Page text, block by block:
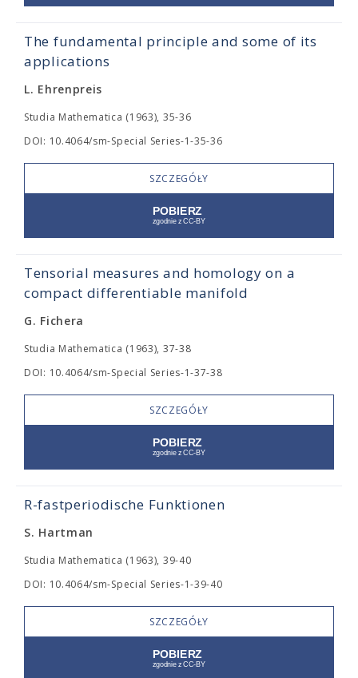
The fundamental principle and some of its
applications
L. Ehrenpreis
Studia Mathematica (1963), 35-36
DOI: 10.4064/sm-Special Series-1-35-36
SZCZEGÓŁY
Tensorial measures and homology on a
compact differentiable manifold
G. Fichera
Studia Mathematica (1963), 37-38
DOI: 10.4064/sm-Special Series-1-37-38
SZCZEGÓŁY
R-fastperiodische Funktionen
S. Hartman
Studia Mathematica (1963), 39-40
DOI: 10.4064/sm-Special Series-1-39-40
SZCZEGÓŁY